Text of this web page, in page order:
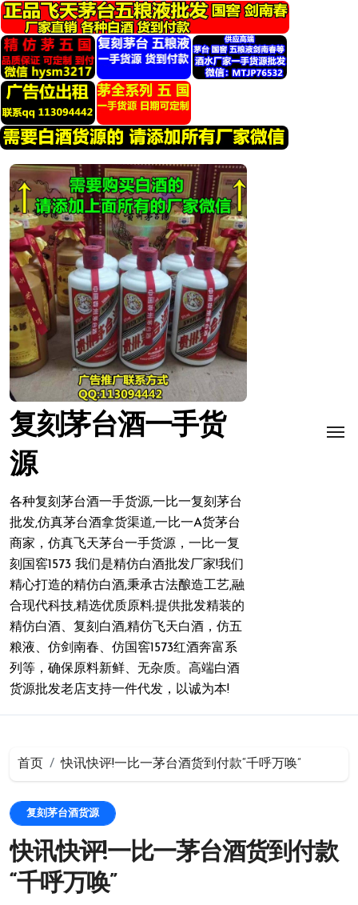
转
到
内
容
复刻茅台酒一手货
源
各种复刻茅台酒一手货源,一比一复刻茅台
批发,仿真茅台酒拿货渠道,一比一A货茅台
商家，仿真飞天茅台一手货源，一比一复
刻国窖1573 我们是精仿白酒批发厂家!我们
精心打造的精仿白酒,秉承古法酿造工艺,融
合现代科技,精选优质原料;提供批发精装的
精仿白酒、复刻白酒,精仿飞天白酒，仿五
粮液、仿剑南春、仿国窖1573红酒奔富系
列等，确保原料新鲜、无杂质。高端白酒
货源批发老店支持一件代发，以诚为本!
首页 快讯快评!一比一茅台酒货到付款“千呼万唤”
复刻茅台酒货源
快讯快评!一比一茅台酒货到付款
“千呼万唤”